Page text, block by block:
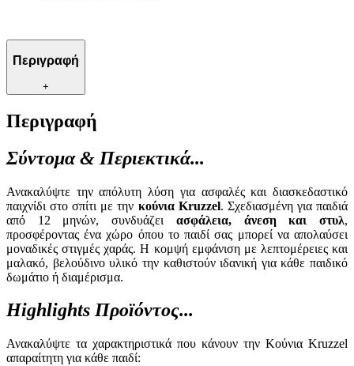
Περιγραφή
+
Περιγραφή
Σύντομα & Περιεκτικά...
Ανακαλύψτε την απόλυτη λύση για ασφαλές και διασκεδαστικό
παιχνίδι στο σπίτι με την κούνια Kruzzel. Σχεδιασμένη για παιδιά
από 12 μηνών, συνδυάζει ασφάλεια, άνεση και στυλ,
προσφέροντας ένα χώρο όπου το παιδί σας μπορεί να απολαύσει
μοναδικές στιγμές χαράς. Η κομψή εμφάνιση με λεπτομέρειες και
μαλακό, βελούδινο υλικό την καθιστούν ιδανική για κάθε παιδικό
δωμάτιο ή διαμέρισμα.
Highlights Προϊόντος...
Ανακαλύψτε τα χαρακτηριστικά που κάνουν την Κούνια Kruzzel
απαραίτητη για κάθε παιδί: